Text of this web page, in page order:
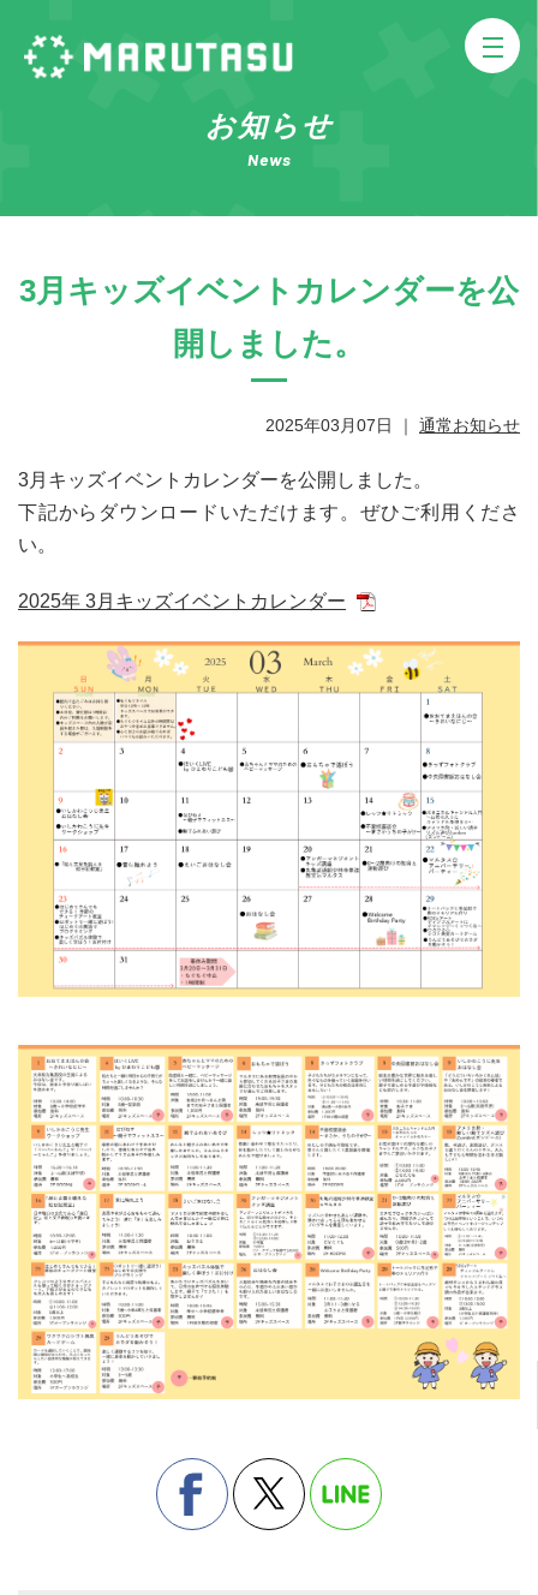
お知らせ
News
3月キッズイベントカレンダーを公
開しました。
2025年03月07日 ｜ 通常お知らせ
3月キッズイベントカレンダーを公開しました。
下記からダウンロードいただけます。ぜひご利用くださ
い。
2025年 3月キッズイベントカレンダー